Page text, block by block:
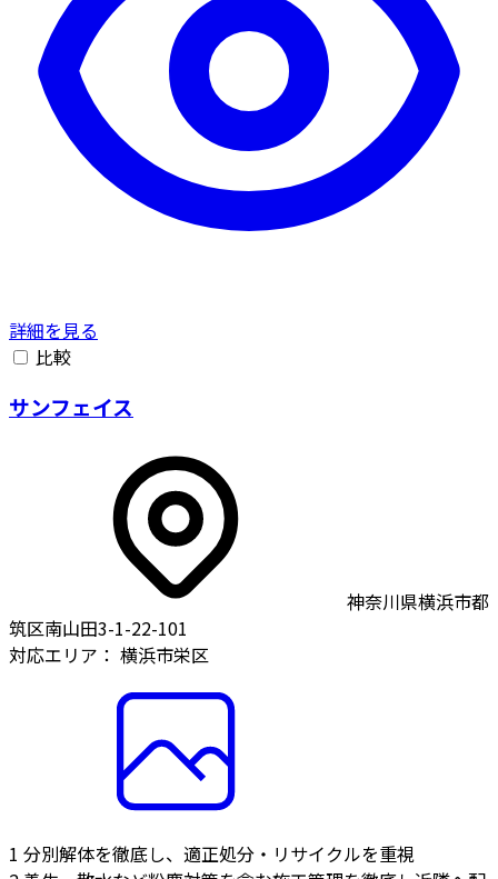
詳細を見る
比較
サンフェイス
神奈川県横浜市都
筑区南山田3-1-22-101
対応エリア： 横浜市栄区
1 分別解体を徹底し、適正処分・リサイクルを重視